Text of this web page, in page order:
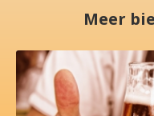
Meer